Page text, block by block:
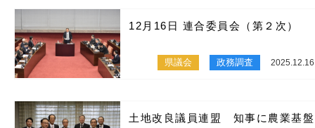
12月16日 連合委員会（第２次）
県議会 政務調査 2025.12.16
土地改良議員連盟 知事に農業基盤